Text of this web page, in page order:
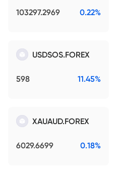
103297.2969 0.22%
USDSOS.FOREX
598 11.45%
XAUAUD.FOREX
6029.6699 0.18%